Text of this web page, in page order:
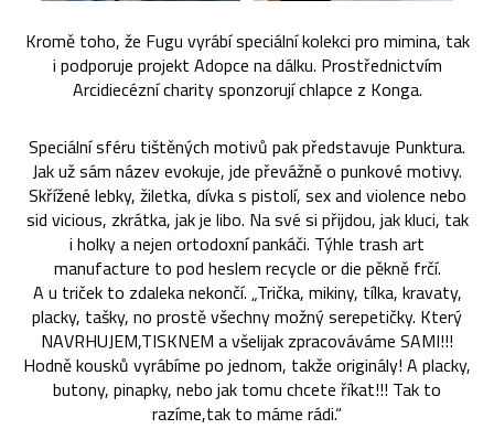
Kromě toho, že Fugu vyrábí speciální kolekci pro mimina, tak
i podporuje projekt Adopce na dálku. Prostřednictvím
Arcidiecézní charity sponzorují chlapce z Konga.
Speciální sféru tištěných motivů pak představuje Punktura.
Jak už sám název evokuje, jde převážně o punkové motivy.
Skřížené lebky, žiletka, dívka s pistolí, sex and violence nebo
sid vicious, zkrátka, jak je libo. Na své si přijdou, jak kluci, tak
i holky a nejen ortodoxní pankáči. Týhle trash art
manufacture to pod heslem recycle or die pěkně frčí.
A u triček to zdaleka nekončí. „Trička, mikiny, tílka, kravaty,
placky, tašky, no prostě všechny možný serepetičky. Který
NAVRHUJEM,TISKNEM a všelijak zpracováváme SAMI!!!
Hodně kousků vyrábíme po jednom, takže originály! A placky,
butony, pinapky, nebo jak tomu chcete říkat!!! Tak to
razíme,tak to máme rádi.“